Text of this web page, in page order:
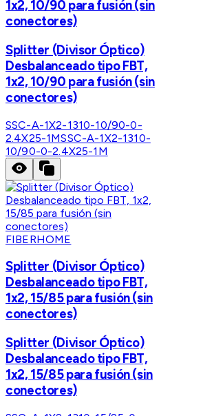
1x2, 10/90 para fusión (sin
conectores)
Splitter (Divisor Óptico)
Desbalanceado tipo FBT,
1x2, 10/90 para fusión (sin
conectores)
SSC-A-1X2-1310-10/90-0-
2.4X25-1MSSC-A-1X2-1310-
10/90-0-2.4X25-1M
FIBERHOME
Splitter (Divisor Óptico)
Desbalanceado tipo FBT,
1x2, 15/85 para fusión (sin
conectores)
Splitter (Divisor Óptico)
Desbalanceado tipo FBT,
1x2, 15/85 para fusión (sin
conectores)